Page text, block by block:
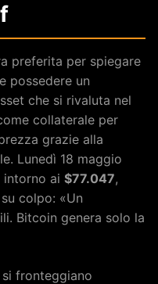
preferita per spiegare
possedere un
che si rivaluta nel
collaterale per
grazie alla
Lunedì 18 maggio
ai $77.047,
colpo: «Un
Bitcoin genera solo la
fronteggiano